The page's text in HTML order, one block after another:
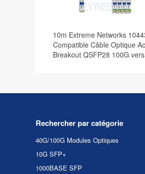
10m Extreme Networks
Compatible Câble Optique
Breakout QSFP28 100G
Rechercher par catégorie
40G/100G Modules Optiques
10G SFP+
1000BASE SFP